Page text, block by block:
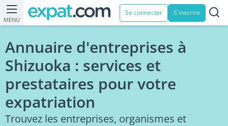
MENU
Se connecter S'inscrire
Annuaire d'entreprises à
Shizuoka : services et
prestataires pour votre
expatriation
Trouvez les entreprises, organismes et